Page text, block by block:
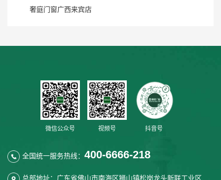
奢庭门窗广西来宾店
微信公众号 视频号 抖音号
全国统一服务热线： 400-6666-218
总部地址：广东省佛山市南海区狮山镇松岗龙头新联工业区